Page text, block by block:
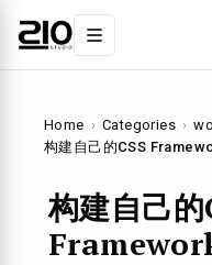
Home › Categories ›
构建自己的CSS
构建自己的